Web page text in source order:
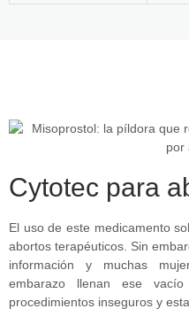
Cytotec para
El uso de este medicamento
abortos terapéuticos. Sin
información y muchas
embarazo llenan ese
procedimientos inseguros y